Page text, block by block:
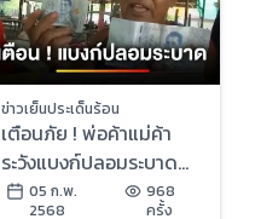
ข่าวเย็นประเด็นร้อน
เตือนภัย ! พ่อค้าแม่ค้า
ระวังแบงก์ปลอมระบาด
เอาผิดได้อย่างไร ? | บุญ
05 ก.พ.
2568
968
ครั้ง